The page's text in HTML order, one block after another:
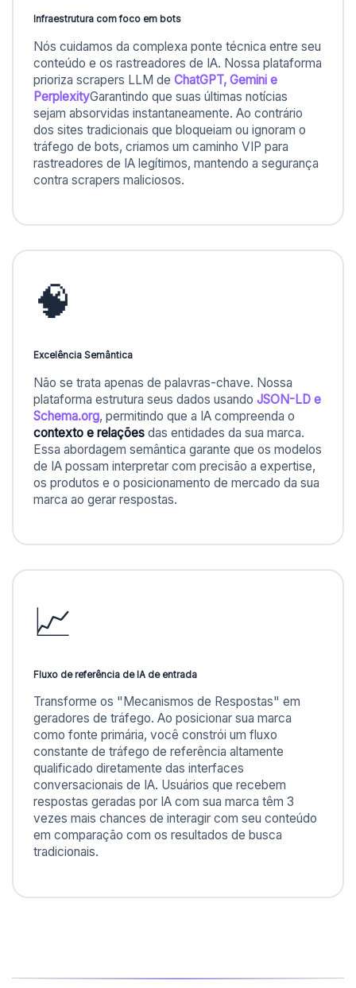
Infraestrutura com foco em bots
Nós cuidamos da complexa ponte técnica entre seu
conteúdo e os rastreadores de IA. Nossa plataforma
prioriza scrapers LLM de ChatGPT, Gemini e
PerplexityGarantindo que suas últimas notícias
sejam absorvidas instantaneamente. Ao contrário
dos sites tradicionais que bloqueiam ou ignoram o
tráfego de bots, criamos um caminho VIP para
rastreadores de IA legítimos, mantendo a segurança
contra scrapers maliciosos.
🧠
Excelência Semântica
Não se trata apenas de palavras-chave. Nossa
plataforma estrutura seus dados usando JSON-LD e
Schema.org, permitindo que a IA compreenda o
contexto e relações das entidades da sua marca.
Essa abordagem semântica garante que os modelos
de IA possam interpretar com precisão a expertise,
os produtos e o posicionamento de mercado da sua
marca ao gerar respostas.
📈
Fluxo de referência de IA de entrada
Transforme os "Mecanismos de Respostas" em
geradores de tráfego. Ao posicionar sua marca
como fonte primária, você constrói um fluxo
constante de tráfego de referência altamente
qualificado diretamente das interfaces
conversacionais de IA. Usuários que recebem
respostas geradas por IA com sua marca têm 3
vezes mais chances de interagir com seu conteúdo
em comparação com os resultados de busca
tradicionais.